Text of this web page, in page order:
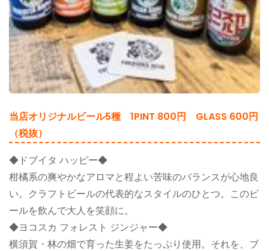
当店オリジナルビール5種 1PINT 800円 GLASS 600円
（税抜）
◆ドブイタ ハッピー◆
柑橘系の爽やかなアロマと程よい苦味のバランスが心地良
い。クラフトビールの代表的なスタイルのひとつ。このビ
ールを飲んで大人を笑顔に。
◆ヨコスカ フォレスト ジンジャー◆
横須賀・林の畑で育った生姜をたっぷり使用。それを、ブ